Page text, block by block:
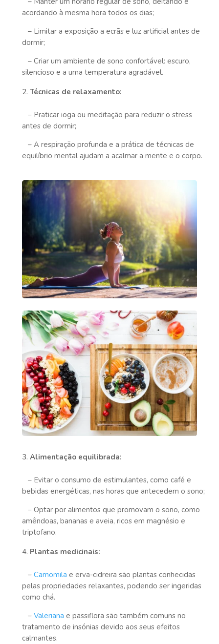
acordando à mesma hora todos os dias;
– Limitar a exposição a ecrãs e luz artificial antes de
dormir;
– Criar um ambiente de sono confortável: escuro,
silencioso e a uma temperatura agradável.
Técnicas de relaxamento:
– Praticar ioga ou meditação para reduzir o stress
antes de dormir;
– A respiração profunda e a prática de técnicas de
equilíbrio mental ajudam a acalmar a mente e o corpo.
Alimentação equilibrada:
– Evitar o consumo de estimulantes, como café e
bebidas energéticas, nas horas que antecedem o sono;
– Optar por alimentos que promovam o sono, como
amêndoas, bananas e aveia, ricos em magnésio e
triptofano.
Plantas medicinais:
– Camomila e erva-cidreira são plantas conhecidas
pelas propriedades relaxantes, podendo ser ingeridas
como chá.
– Valeriana e passiflora são também comuns no
tratamento de insónias devido aos seus efeitos
calmantes.